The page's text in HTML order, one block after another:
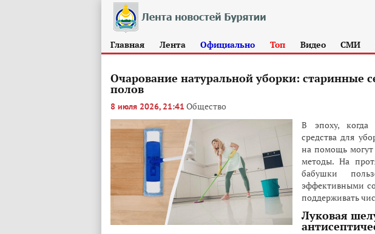
Главная Лента Официально Топ Видео СМИ
Очарование натуральной уборки: старинные
полов
8 июля 2026, 21:41 Общество
В эпоху, когда
средства для
на помощь
методы. На
бабушки
эффективными
поддерживать
Луковая